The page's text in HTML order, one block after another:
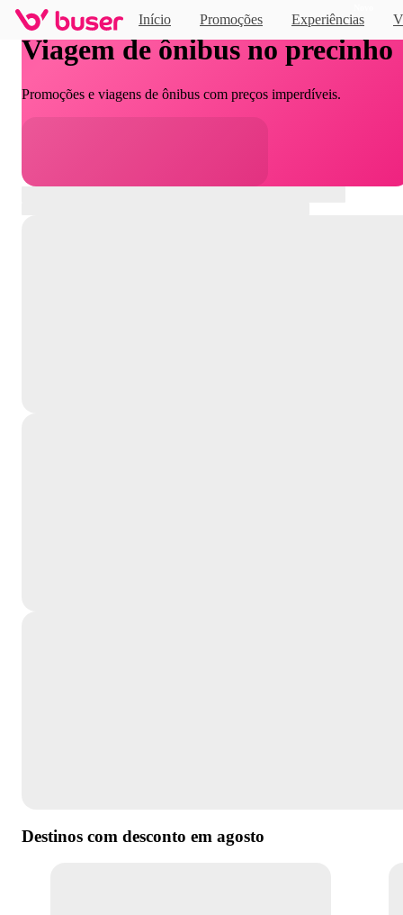
Início Promoções Experiências
Viagem de ônibus no precinho
Promoções e viagens de ônibus com preços imperdíveis.
Destinos com desconto em agosto